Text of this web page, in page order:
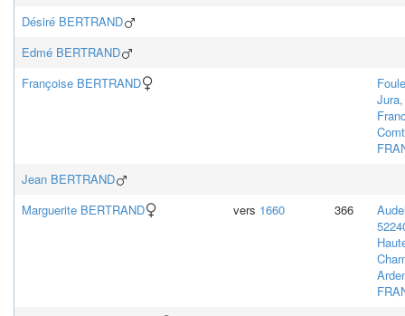
Désiré BERTRAND
Edmé BERTRAND
Françoise BERTRAND
Jura,
Jean BERTRAND
Marguerite BERTRAND vers 1660 366